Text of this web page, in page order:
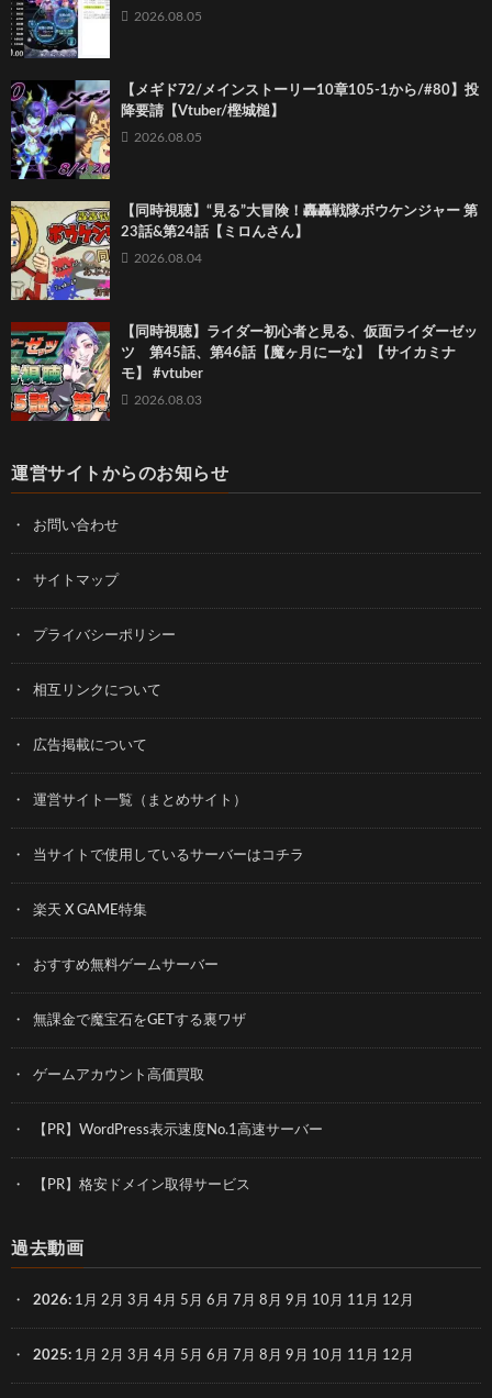
2026.08.05
【メギド72/メインストーリー10章105-1から/#80】投
降要請【Vtuber/樫城槌】
2026.08.05
【同時視聴】“見る”大冒険！轟轟戦隊ボウケンジャー 第
23話&第24話【ミロんさん】
2026.08.04
【同時視聴】ライダー初心者と見る、仮面ライダーゼッ
ツ 第45話、第46話【魔ヶ月にーな】【サイカミナ
モ】 #vtuber
2026.08.03
運営サイトからのお知らせ
お問い合わせ
サイトマップ
プライバシーポリシー
相互リンクについて
広告掲載について
運営サイト一覧（まとめサイト）
当サイトで使用しているサーバーはコチラ
楽天 X GAME特集
おすすめ無料ゲームサーバー
無課金で魔宝石をGETする裏ワザ
ゲームアカウント高価買取
【PR】WordPress表示速度No.1高速サーバー
【PR】格安ドメイン取得サービス
過去動画
2026: 1月 2月 3月 4月 5月 6月 7月 8月 9月 10月 11月 12月
2025: 1月 2月 3月 4月 5月 6月 7月 8月 9月 10月 11月 12月